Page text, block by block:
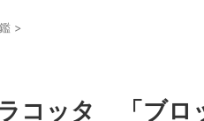
>
コッタ 「ブロ